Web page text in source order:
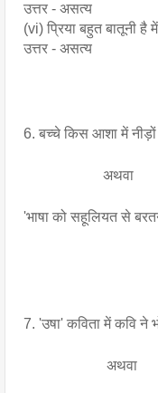
उत्तर - असत्य
(vi) प्रिया बहुत बातूनी है
उत्तर - असत्य
6. बच्चे किस आशा में
अथवा
'भाषा को सहूलियत से
7. 'उषा' कविता में कवि
अथवा